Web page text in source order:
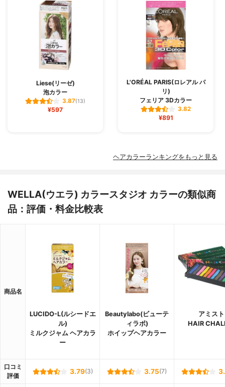
Liese(リーゼ)
泡カラー
3.87(13)
¥597
L'ORÉAL PARIS(ロレアル パ
リ)
フェリア 3Dカラー
3.82
¥891
ヘアカラーランキングをもっと見る
WELLA(ウエラ) カラースタジオ カラーの類似商
品：評価・料金比較表
商品名
LUCIDO-L(ルシードエ
ル)
ミルクジャム ヘアカラ
ー
Beautylabo(ビューテ
ィラボ)
ホイップヘアカラー
アミスト
HAIR
口コミ
評価
3.79(3) 3.75(7)